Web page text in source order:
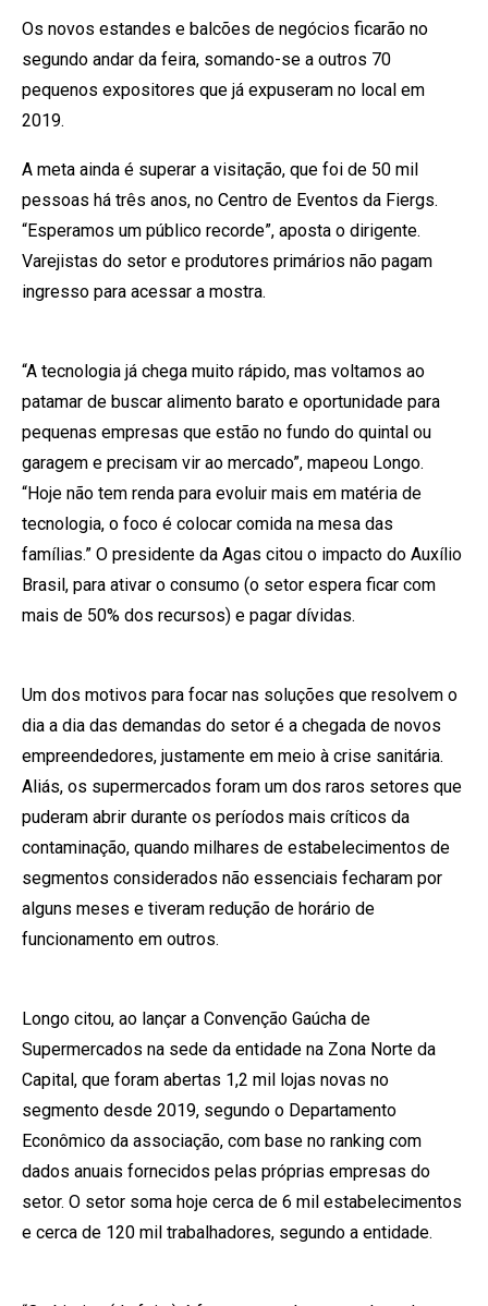
Os novos estandes e balcões de negócios ficarão no
segundo andar da feira, somando-se a outros 70
pequenos expositores que já expuseram no local em
2019.
A meta ainda é superar a visitação, que foi de 50 mil
pessoas há três anos, no Centro de Eventos da Fiergs.
“Esperamos um público recorde”, aposta o dirigente.
Varejistas do setor e produtores primários não pagam
ingresso para acessar a mostra.
“A tecnologia já chega muito rápido, mas voltamos ao
patamar de buscar alimento barato e oportunidade para
pequenas empresas que estão no fundo do quintal ou
garagem e precisam vir ao mercado”, mapeou Longo.
“Hoje não tem renda para evoluir mais em matéria de
tecnologia, o foco é colocar comida na mesa das
famílias.” O presidente da Agas citou o impacto do Auxílio
Brasil, para ativar o consumo (o setor espera ficar com
mais de 50% dos recursos) e pagar dívidas.
Um dos motivos para focar nas soluções que resolvem o
dia a dia das demandas do setor é a chegada de novos
empreendedores, justamente em meio à crise sanitária.
Aliás, os supermercados foram um dos raros setores que
puderam abrir durante os períodos mais críticos da
contaminação, quando milhares de estabelecimentos de
segmentos considerados não essenciais fecharam por
alguns meses e tiveram redução de horário de
funcionamento em outros.
Longo citou, ao lançar a Convenção Gaúcha de
Supermercados na sede da entidade na Zona Norte da
Capital, que foram abertas 1,2 mil lojas novas no
segmento desde 2019, segundo o Departamento
Econômico da associação, com base no ranking com
dados anuais fornecidos pelas próprias empresas do
setor. O setor soma hoje cerca de 6 mil estabelecimentos
e cerca de 120 mil trabalhadores, segundo a entidade.